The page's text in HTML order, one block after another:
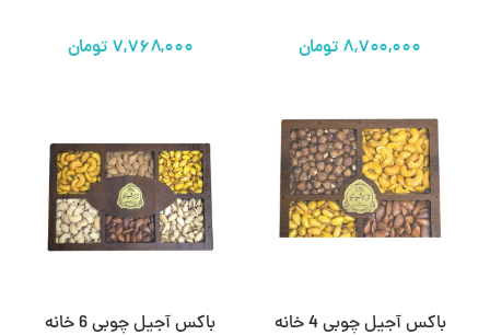
تومان تومان
باکس آجیل چوبی 4 خانه باکس آجیل چوبی 6 خانه